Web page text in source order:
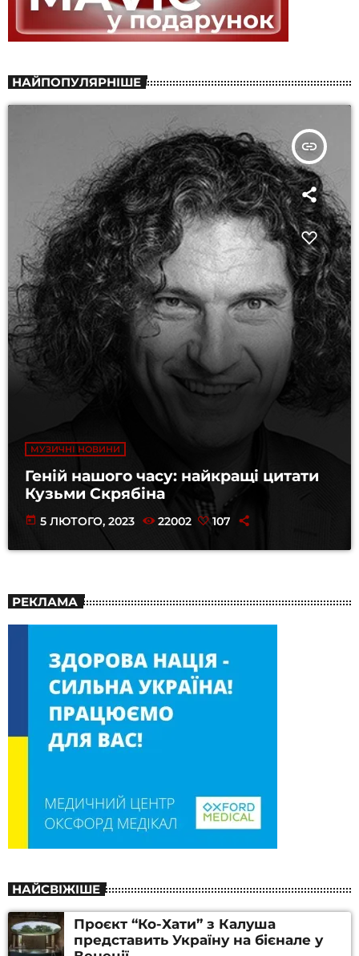
НАЙПОПУЛЯРНІШЕ
insert_link
МУЗИЧНІ НОВИНИ
Геній нашого часу: найкращі цитати
Кузьми Скрябіна
today 5 ЛЮТОГО, 2023 22002 107
РЕКЛАМА
НАЙСВІЖІШЕ
Проєкт “Ко-Хати” з Калуша
представить Україну на бієнале у